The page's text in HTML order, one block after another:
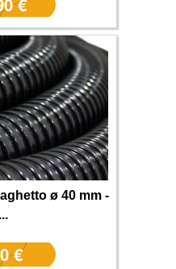
ø 40 mm -
€